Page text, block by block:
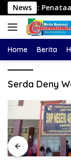
Langsung
ke
konten
NewsRombel
Home Berita
Serda Deny